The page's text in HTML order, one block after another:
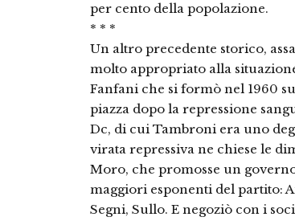
per cento della popolazione.
* * *
Un altro precedente storico,
molto appropriato alla
Fanfani che si formò nel 1960
piazza dopo la repressione
Dc, di cui Tambroni era uno
virata repressiva ne chiese le
Moro, che promosse un
maggiori esponenti del partito:
Segni, Sullo. E negoziò con i